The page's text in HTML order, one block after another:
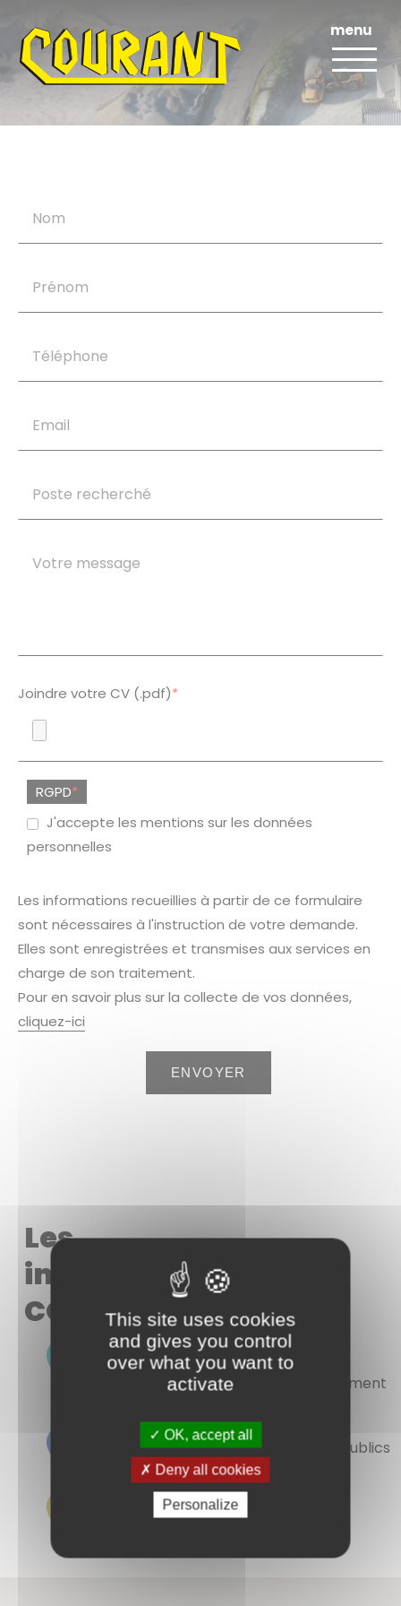
Joindre votre CV (.pdf)*
RGPD*
J'accepte les mentions sur les données
personnelles
Les informations recueillies à partir de ce formulaire
sont nécessaires à l'instruction de votre demande.
Elles sont enregistrées et transmises aux services en
charge de son traitement.
Pour en savoir plus sur la collecte de vos données,
cliquez-ici
ENVOYER
Les
implantations
COURANT
Carrière
Anjou Environnement
Anjou Béton Travaux Publics
Anjou Préfa
This site uses cookies
and gives you control
over what you want to
activate
OK, accept all
Deny all cookies
Personalize